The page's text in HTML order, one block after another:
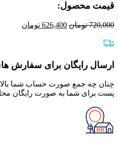
قیمت محصول:​
720,000 تومان قیمت
626,400 تومان
ارسال رایگان برای سفارش های بالای 3
پست برای شما به صورت رایگان